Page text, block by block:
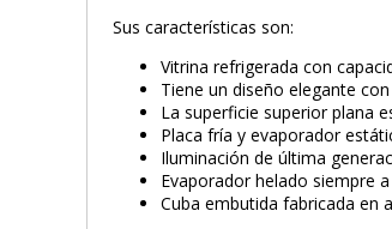
Sus características son:
Vitrina refrigerada con
Tiene un diseño elegante
La superficie superior plana
Placa fría y evaporador
Iluminación de última
Evaporador helado siempre a
Cuba embutida fabricada en